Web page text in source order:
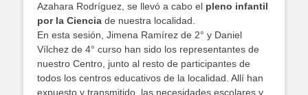
Azahara Rodríguez, se llevó a cabo el pleno infantil
por la Ciencia de nuestra localidad.
En esta sesión, Jimena Ramírez de 2° y Daniel
Vílchez de 4° curso han sido los representantes de
nuestro Centro, junto al resto de participantes de
todos los centros educativos de la localidad. Allí han
expuesto y transmitido, las necesidades escolares y